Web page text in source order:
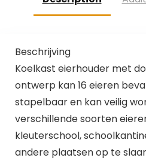
Beschrijving
Koelkast eierhouder met
ontwerp kan 16 eieren
stapelbaar en kan veilig
verschillende soorten
kleuterschool,
andere plaatsen op te